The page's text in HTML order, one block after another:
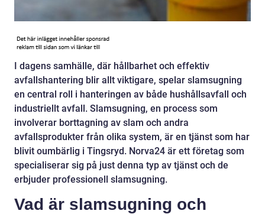
I dagens samhälle, där hållbarhet och effektiv
avfallshantering blir allt viktigare, spelar slamsugning
en central roll i hanteringen av både hushållsavfall och
industriellt avfall. Slamsugning, en process som
involverar borttagning av slam och andra
avfallsprodukter från olika system, är en tjänst som har
blivit oumbärlig i Tingsryd. Norva24 är ett företag som
specialiserar sig på just denna typ av tjänst och de
erbjuder professionell slamsugning.
Vad är slamsugning och